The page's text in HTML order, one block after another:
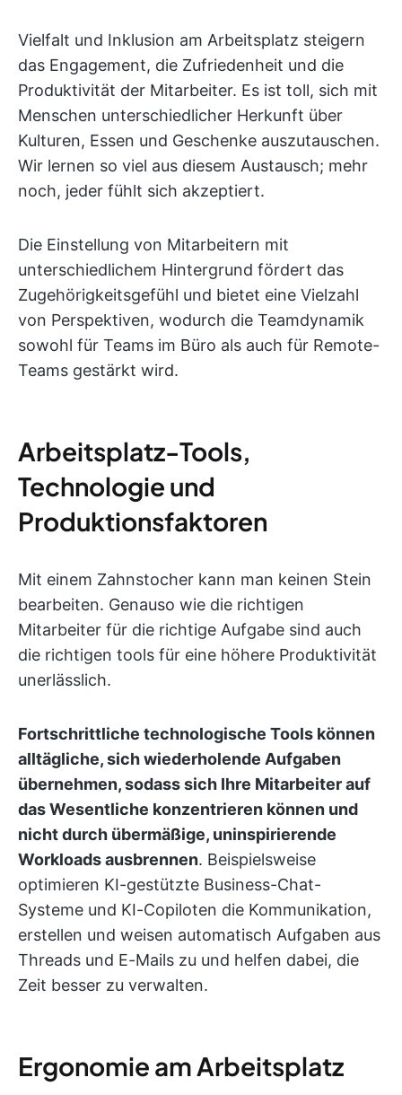
Vielfalt und Inklusion am Arbeitsplatz steigern
das Engagement, die Zufriedenheit und die
Produktivität der Mitarbeiter. Es ist toll, sich mit
Menschen unterschiedlicher Herkunft über
Kulturen, Essen und Geschenke auszutauschen.
Wir lernen so viel aus diesem Austausch; mehr
noch, jeder fühlt sich akzeptiert.
Die Einstellung von Mitarbeitern mit
unterschiedlichem Hintergrund fördert das
Zugehörigkeitsgefühl und bietet eine Vielzahl
von Perspektiven, wodurch die Teamdynamik
sowohl für Teams im Büro als auch für Remote-
Teams gestärkt wird.
Arbeitsplatz-Tools,
Technologie und
Produktionsfaktoren
Mit einem Zahnstocher kann man keinen Stein
bearbeiten. Genauso wie die richtigen
Mitarbeiter für die richtige Aufgabe sind auch
die richtigen tools für eine höhere Produktivität
unerlässlich.
Fortschrittliche technologische Tools können
alltägliche, sich wiederholende Aufgaben
übernehmen, sodass sich Ihre Mitarbeiter auf
das Wesentliche konzentrieren können und
nicht durch übermäßige, uninspirierende
Workloads ausbrennen. Beispielsweise
optimieren KI-gestützte Business-Chat-
Systeme und KI-Copiloten die Kommunikation,
erstellen und weisen automatisch Aufgaben aus
Threads und E-Mails zu und helfen dabei, die
Zeit besser zu verwalten.
Ergonomie am Arbeitsplatz